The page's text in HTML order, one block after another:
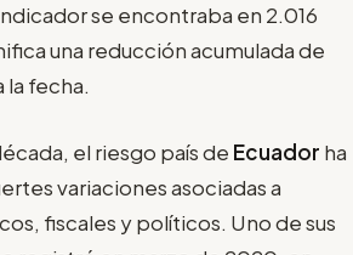
se encontraba en 2.016
una reducción acumulada de
la fecha.
el riesgo país de Ecuador ha
variaciones asociadas a
fiscales y políticos. Uno de sus